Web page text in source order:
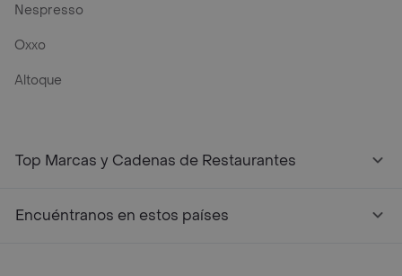
Nespresso
Oxxo
Altoque
Top Marcas y Cadenas de Restaurantes
Encuéntranos en estos países